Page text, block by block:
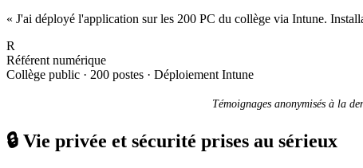
« J'ai déployé l'application sur les 200 PC du collège via Intune.
R
Référent numérique
Collège public · 200 postes · Déploiement Intune
Témoignages anonymisés à la
🔒 Vie privée et sécurité prises au sérieux